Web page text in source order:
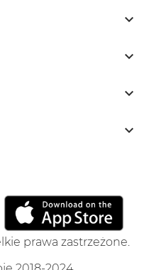




prawa zastrzeżone.